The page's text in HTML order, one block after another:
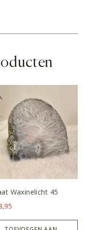
Waxinelicht 45